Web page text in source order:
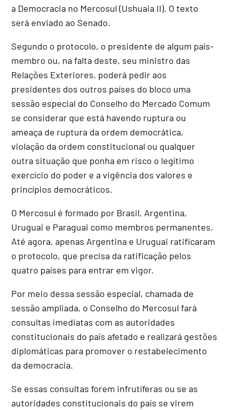
a Democracia no Mercosul (Ushuaia II). O texto
será enviado ao Senado.
Segundo o protocolo, o presidente de algum país-
membro ou, na falta deste, seu ministro das
Relações Exteriores, poderá pedir aos
presidentes dos outros países do bloco uma
sessão especial do Conselho do Mercado Comum
se considerar que está havendo ruptura ou
ameaça de ruptura da ordem democrática,
violação da ordem constitucional ou qualquer
outra situação que ponha em risco o legítimo
exercício do poder e a vigência dos valores e
princípios democráticos.
O Mercosul é formado por Brasil, Argentina,
Uruguai e Paraguai como membros permanentes.
Até agora, apenas Argentina e Uruguai ratificaram
o protocolo, que precisa da ratificação pelos
quatro países para entrar em vigor.
Por meio dessa sessão especial, chamada de
sessão ampliada, o Conselho do Mercosul fará
consultas imediatas com as autoridades
constitucionais do país afetado e realizará gestões
diplomáticas para promover o restabelecimento
da democracia.
Se essas consultas forem infrutíferas ou se as
autoridades constitucionais do país se virem